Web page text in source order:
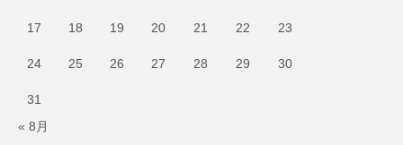
17 18 19 20 21 22 23
24 25 26 27 28 29 30
31
« 8月